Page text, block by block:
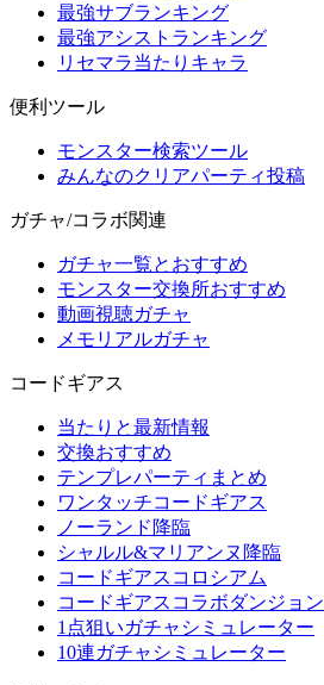
最強サブランキング
最強アシストランキング
リセマラ当たりキャラ
便利ツール
モンスター検索ツール
みんなのクリアパーティ投稿
ガチャ/コラボ関連
ガチャ一覧とおすすめ
モンスター交換所おすすめ
動画視聴ガチャ
メモリアルガチャ
コードギアス
当たりと最新情報
交換おすすめ
テンプレパーティまとめ
ワンタッチコードギアス
ノーランド降臨
シャルル&マリアンヌ降臨
コードギアスコロシアム
コードギアスコラボダンジョン
1点狙いガチャシミュレーター
10連ガチャシミュレーター